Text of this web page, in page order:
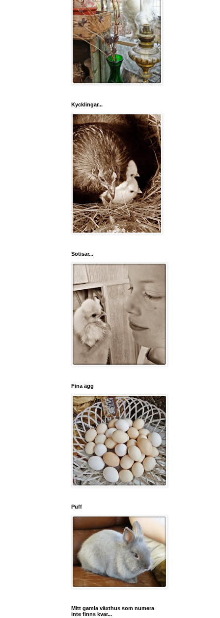
Kycklingar...
Sötisar...
Fina ägg
Puff
Mitt gamla växthus som numera
inte finns kvar...